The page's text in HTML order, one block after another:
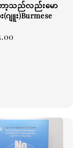
ော့သည်လည်းမော
ဂျူး)Burmese